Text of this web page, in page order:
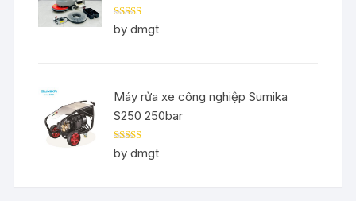
Rated5out
of 5
by dmgt
Máy rửa xe công nghiệp Sumika
S250 250bar
Rated5out
of 5
by dmgt